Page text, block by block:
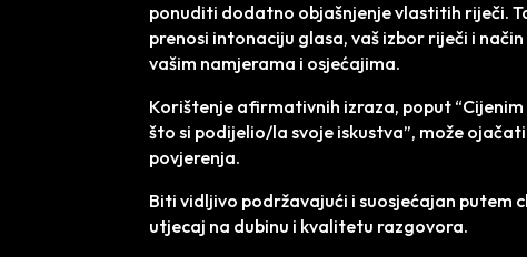
ponuditi dodatno objašnjenje vlastitih riječi.
prenosi intonaciju glasa, vaš izbor riječi i
vašim namjerama i osjećajima.
Korištenje afirmativnih izraza, poput
što si podijelio/la svoje iskustva”, može
povjerenja.
Biti vidljivo podržavajući i suosjećajan putem
utjecaj na dubinu i kvalitetu razgovora.